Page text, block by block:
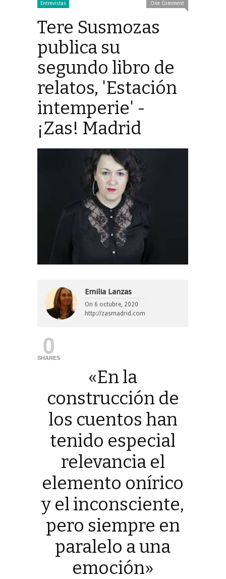
Entrevistas One Comment
Tere Susmozas
publica su
segundo libro de
relatos, 'Estación
intemperie' -
¡Zas! Madrid
Emilia Lanzas
On 6 octubre, 2020
http://zasmadrid.com
0
SHARES
«En la
construcción de
los cuentos han
tenido especial
relevancia el
elemento onírico
y el inconsciente,
pero siempre en
paralelo a una
emoción»